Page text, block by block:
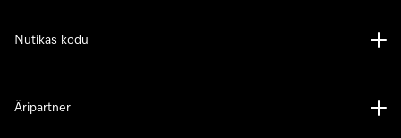
Nutikas kodu
Äripartner